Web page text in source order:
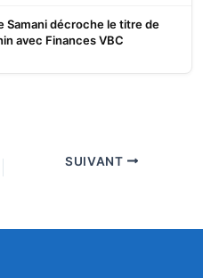
Samani décroche le titre de
avec Finances VBC
SUIVANT